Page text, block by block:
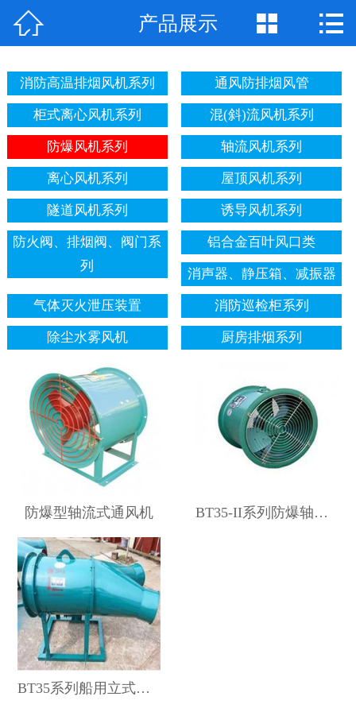
公司首页
产品展示
新闻中心
工程案例
企业地图
联系我们
 产品展示  
消防高温排烟风机系列 通风防排烟风管
柜式离心风机系列 混(斜)流风机系列
防爆风机系列 轴流风机系列
离心风机系列 屋顶风机系列
隧道风机系列 诱导风机系列
防火阀、排烟阀、阀门系
列
铝合金百叶风口类
消声器、静压箱、减振器
气体灭火泄压装置 消防巡检柜系列
除尘水雾风机 厨房排烟系列
防爆型轴流式通风机 BT35-II系列防爆轴流风机
BT35系列船用立式防爆轴流风机